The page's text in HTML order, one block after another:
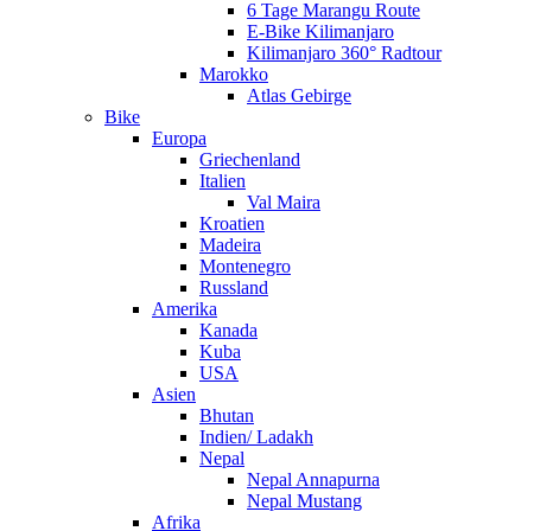
6 Tage Marangu Route
E-Bike Kilimanjaro
Kilimanjaro 360° Radtour
Marokko
Atlas Gebirge
Bike
Europa
Griechenland
Italien
Val Maira
Kroatien
Madeira
Montenegro
Russland
Amerika
Kanada
Kuba
USA
Asien
Bhutan
Indien/ Ladakh
Nepal
Nepal Annapurna
Nepal Mustang
Afrika